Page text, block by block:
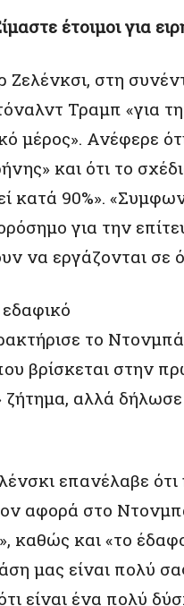
έτοιμοι για
Ζελένκσι, στη
Τραμπ «για
μέρος». Ανέφερε
και ότι το
κατά 90%».
για την
να εργάζονται σε
το
βρίσκεται στην
ζήτημα, αλλά
επανέλαβε
αφορά στο
καθώς και «το
μας είναι πολύ
είναι ένα πολύ